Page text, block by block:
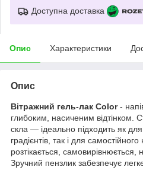
Доступна доставка
Опис Характеристики
Опис
Вітражний гель-лак Color-
глибоким, насиченим відтінком.
скла — ідеально підходить як для
градієнтів, так і для
розтікається, самовирівнюється,
Зручний пензлик забезпечує